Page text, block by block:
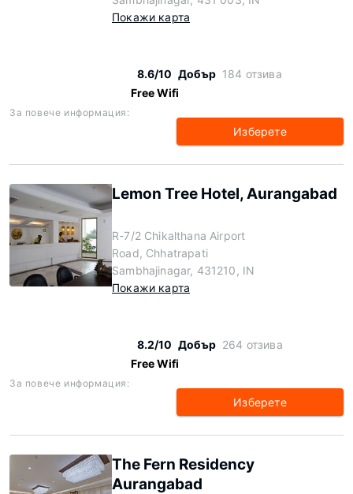
Покажи карта
8.6/10 Добър 184 отзива
Free Wifi
За повече информация:
Изберете
Lemon Tree Hotel, Aurangabad
R-7/2 Chikalthana Airport
Road, Chhatrapati
Sambhajinagar, 431210, IN
Покажи карта
8.2/10 Добър 264 отзива
Free Wifi
За повече информация:
Изберете
The Fern Residency
Aurangabad